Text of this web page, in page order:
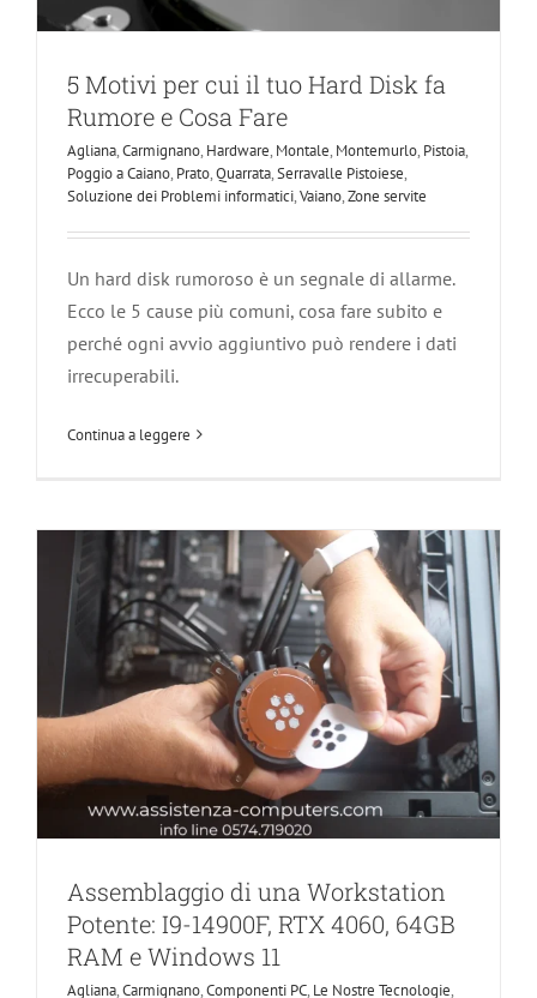
5 Motivi per cui il tuo Hard Disk fa
Rumore e Cosa Fare
Agliana,Carmignano, Hardware, Montale, Montemurlo, Pistoia,
Poggio a Caiano, Prato,Quarrata,Serravalle Pistoiese,
Soluzione dei Problemi informatici,Vaiano,Zone servite
Un hard disk rumoroso è un segnale di allarme.
Ecco le 5 cause più comuni, cosa fare subito e
perché ogni avvio aggiuntivo può rendere i dati
irrecuperabili.
Continua a leggere
Assemblaggio di una Workstation
Potente: I9-14900F, RTX 4060, 64GB
RAM e Windows 11
Montale Montemurlo
Assemblaggio di una Workstation
Potente: I9-14900F, RTX 4060, 64GB
RAM e Windows 11
Agliana,Carmignano,Componenti PC, Le Nostre Tecnologie,